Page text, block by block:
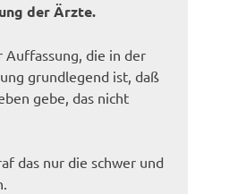
der Ärzte.
Auffassung, die in der
grundlegend ist, daß
gebe, das nicht
das nur die schwer und